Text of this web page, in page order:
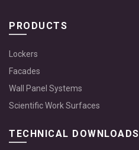
PRODUCTS
Lockers
Facades
Wall Panel Systems
Scientific Work Surfaces
TECHNICAL DOWNLOADS